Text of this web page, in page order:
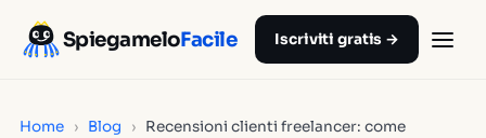
SpiegameloFacile Iscriviti gratis →
Home › Blog › Recensioni clienti freelancer: come